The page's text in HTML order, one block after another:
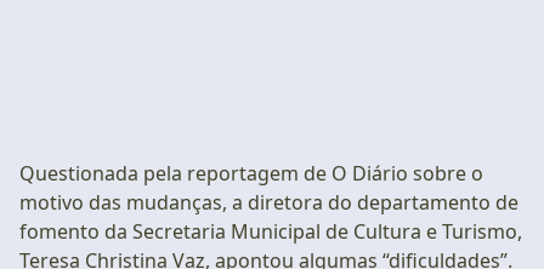
Questionada pela reportagem de O Diário sobre o
motivo das mudanças, a diretora do departamento de
fomento da Secretaria Municipal de Cultura e Turismo,
Teresa Christina Vaz, apontou algumas “dificuldades”.